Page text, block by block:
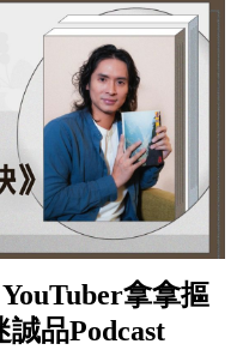
拿拿摳
品Podcast